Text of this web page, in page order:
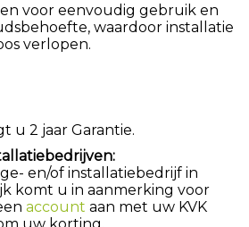
voor eenvoudig gebruik en
waardoor installatie
verlopen.
u 2 jaar Garantie.
en/of installatiebedrijf in
komt u in aanmerking voor
account aan met uw KVK
uw korting.